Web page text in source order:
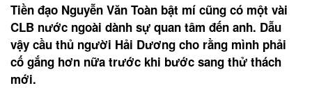
Tiền đạo Nguyễn Văn Toàn bật mí cũng có một vài
CLB nước ngoài dành sự quan tâm đến anh. Dẫu
vậy cầu thủ người Hải Dương cho rằng mình phải
cố gắng hơn nữa trước khi bước sang thử thách
mới.